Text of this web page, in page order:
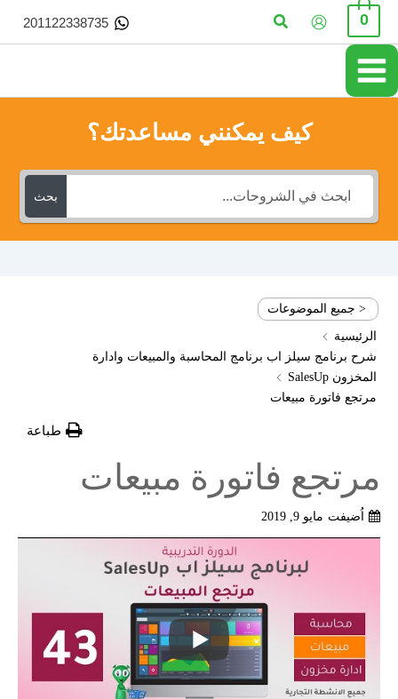
0 البحث 201122338735
كيف يمكنني مساعدتك؟
بحث
< جميع الموضوعات
الرئيسية
شرح برنامج سيلز اب برنامج المحاسبة والمبيعات وادارة
المخزون SalesUp
مرتجع فاتورة مبيعات
طباعة
مرتجع فاتورة مبيعات
اُضيفت مايو 9, 2019